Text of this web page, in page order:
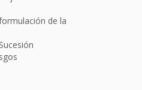
de la